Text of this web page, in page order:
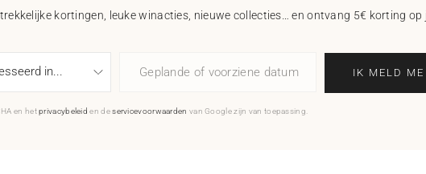
kortingen, leuke winacties, nieuwe collecties… en ontvang 5€ korting op
Geplande of voorziene datum IK MELD ME
en hetprivacybeleid en deservicevoorwaarden van Google zijn van toepassing.